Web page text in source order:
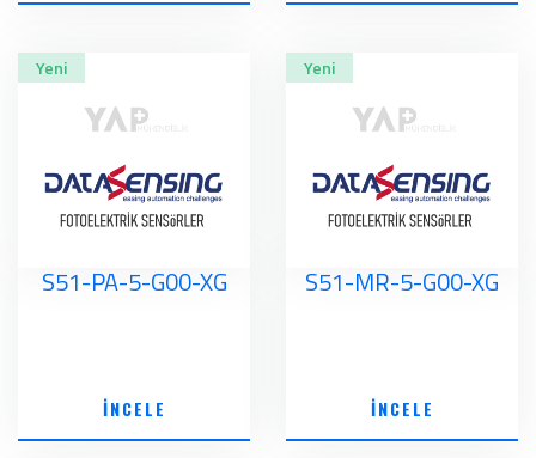
Yeni
S51-PA-5-G00-XG
İNCELE
Yeni
S51-MR-5-G00-XG
İNCELE